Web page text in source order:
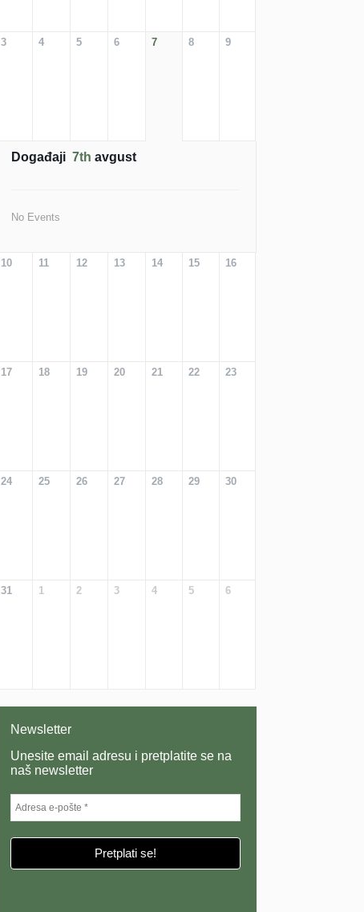
3 4 5 6 7 8 9
Događaji 7th avgust
No Events
10 11 12 13 14 15 16
17 18 19 20 21 22 23
24 25 26 27 28 29 30
31 1 2 3 4 5 6
Newsletter
Unesite email adresu i pretplatite se na
naš newsletter